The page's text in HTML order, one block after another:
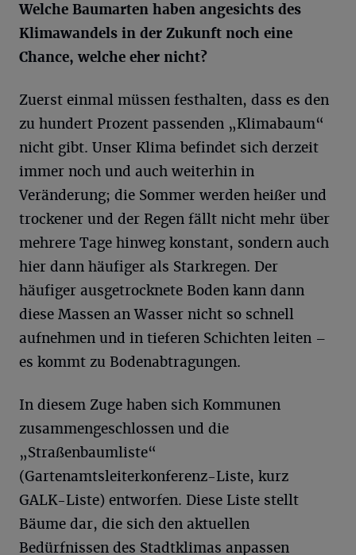
Welche Baumarten haben angesichts des
Klimawandels in der Zukunft noch eine
Chance, welche eher nicht?
Zuerst einmal müssen festhalten, dass es den
zu hundert Prozent passenden „Klimabaum“
nicht gibt. Unser Klima befindet sich derzeit
immer noch und auch weiterhin in
Veränderung; die Sommer werden heißer und
trockener und der Regen fällt nicht mehr über
mehrere Tage hinweg konstant, sondern auch
hier dann häufiger als Starkregen. Der
häufiger ausgetrocknete Boden kann dann
diese Massen an Wasser nicht so schnell
aufnehmen und in tieferen Schichten leiten –
es kommt zu Bodenabtragungen.
In diesem Zuge haben sich Kommunen
zusammengeschlossen und die
„Straßenbaumliste“
(Gartenamtsleiterkonferenz-Liste, kurz
GALK-Liste) entworfen. Diese Liste stellt
Bäume dar, die sich den aktuellen
Bedürfnissen des Stadtklimas anpassen